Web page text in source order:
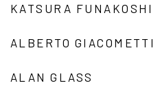
KATSURA FUNAKOSHI
ALBERTO GIACOMETTI
ALAN GLASS